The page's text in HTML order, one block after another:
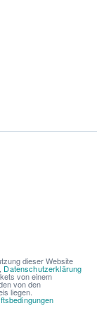
dieser Website
,Datenschutzerklärung
von einem
von den
liegen.